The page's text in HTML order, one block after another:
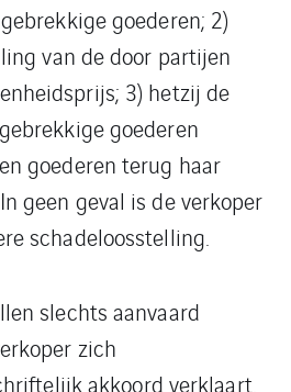
goederen; 2)
van de door partijen
3) hetzij de
goederen
goederen terug haar
geen geval is de verkoper
schadeloosstelling.
slechts aanvaard
zich
akkoord verklaart,